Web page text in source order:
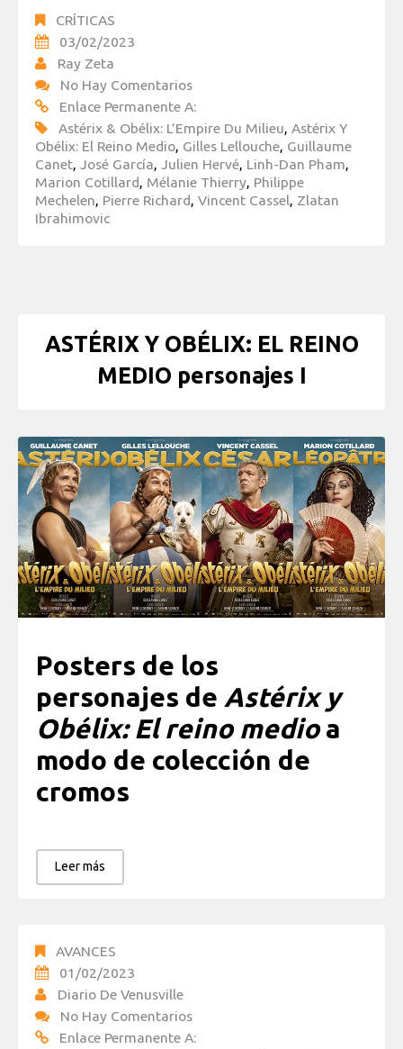
CRÍTICAS
03/02/2023
Ray Zeta
No Hay Comentarios
Enlace Permanente A:
Astérix & Obélix: L’Empire Du Milieu, Astérix Y
Obélix: El Reino Medio, Gilles Lellouche, Guillaume
Canet, José García, Julien Hervé, Linh-Dan Pham,
Marion Cotillard, Mélanie Thierry, Philippe
Mechelen, Pierre Richard, Vincent Cassel, Zlatan
Ibrahimovic
ASTÉRIX Y OBÉLIX: EL REINO
MEDIO personajes I
Posters de los
personajes de Astérix y
Obélix: El reino medioa
modo de colección de
cromos
Leer más
AVANCES
01/02/2023
Diario De Venusville
No Hay Comentarios
Enlace Permanente A: